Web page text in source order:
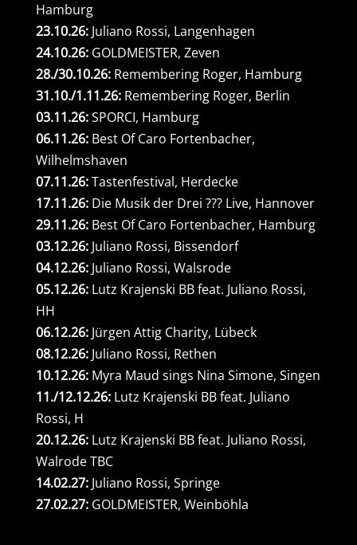
Hamburg
23.10.26:Juliano Rossi, Langenhagen
24.10.26:GOLDMEISTER, Zeven
28./30.10.26:Remembering Roger, Hamburg
31.10./1.11.26:Remembering Roger, Berlin
03.11.26:SPORCI, Hamburg
06.11.26:Best Of Caro Fortenbacher,
Wilhelmshaven
07.11.26:Tastenfestival, Herdecke
17.11.26:Die Musik der Drei ??? Live, Hannover
29.11.26:Best Of Caro Fortenbacher, Hamburg
03.12.26:Juliano Rossi, Bissendorf
04.12.26:Juliano Rossi, Walsrode
05.12.26:Lutz Krajenski BB feat. Juliano Rossi,
HH
06.12.26:Jürgen Attig Charity, Lübeck
08.12.26:Juliano Rossi, Rethen
10.12.26:Myra Maud sings Nina Simone, Singen
11./12.12.26:Lutz Krajenski BB feat. Juliano
Rossi, H
20.12.26:Lutz Krajenski BB feat. Juliano Rossi,
Walrode TBC
14.02.27:Juliano Rossi, Springe
27.02.27:GOLDMEISTER, Weinböhla